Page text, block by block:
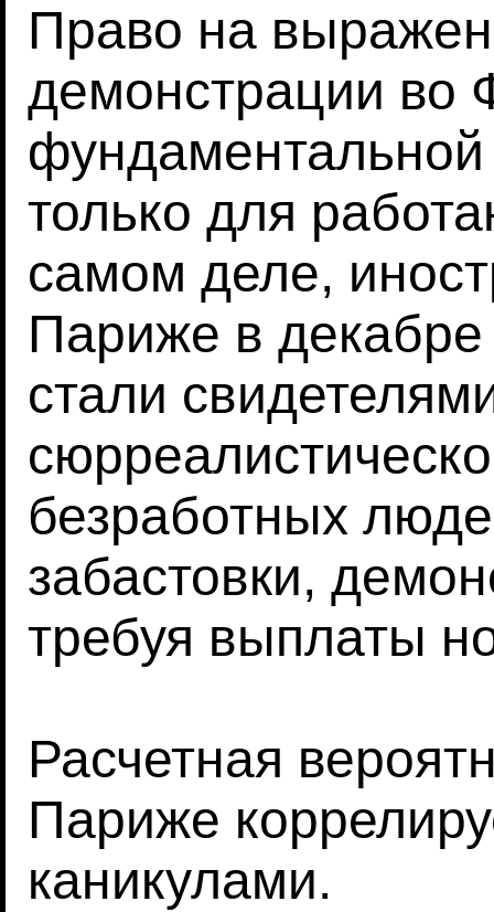
Право на
демонстрации во
только для
самом деле,
Париже в
стали
безработных
забастовки,
требуя выплаты
Расчетная
Париже
каникулами.